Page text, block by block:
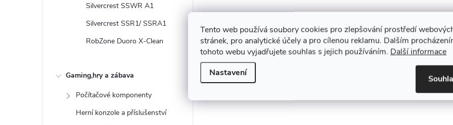
Tento web používá soubory cookies pro zlepšování prostředí
stránek, pro analytické účely a pro cílenou reklamu. Dalším
tohoto webu vyjadřujete souhlas s jejich používáním. Další informace
Nastavení
Silvercrest SSWR A1
Silvercrest SSR1/ SSRA1
RobZone Duoro X-Clean
Gaming,hry a zábava
Počítačové komponenty
Herní konzole a příslušenství
d
c
í
p
r
v
k